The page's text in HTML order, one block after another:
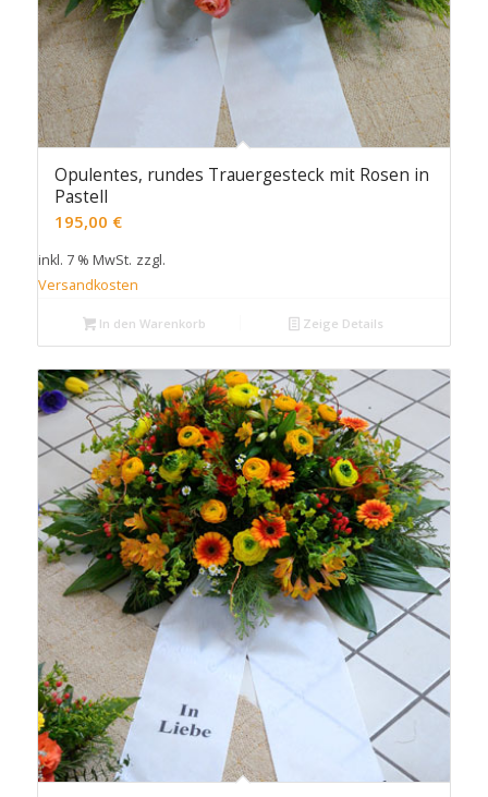
Opulentes, rundes Trauergesteck mit Rosen in
Pastell
195,00 €
inkl. 7 % MwSt. zzgl.
Versandkosten
In den Warenkorb Zeige Details